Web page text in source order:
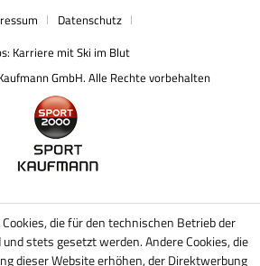
Datenschutz
Karriere mit Ski im Blut
GmbH. Alle Rechte vorbehalten
die für den technischen Betrieb der
stets gesetzt werden. Andere Cookies, die
dieser Website erhöhen, der Direktwerbung